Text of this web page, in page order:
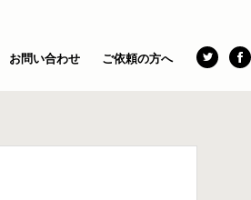
お問い合わせ ご依頼の方へ